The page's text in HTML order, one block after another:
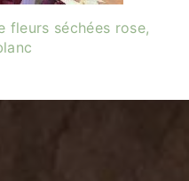
fleurs séchées rose,